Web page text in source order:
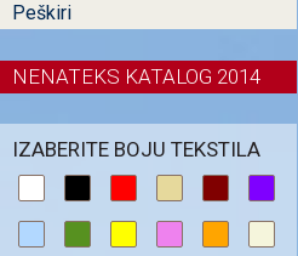
Peškiri
NENATEKS KATALOG 2014
IZABERITE BOJU TEKSTILA